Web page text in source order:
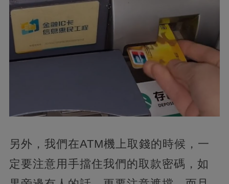
另外，我們在ATM機上取錢的時候，一
定要注意用手擋住我們的取款密碼，如